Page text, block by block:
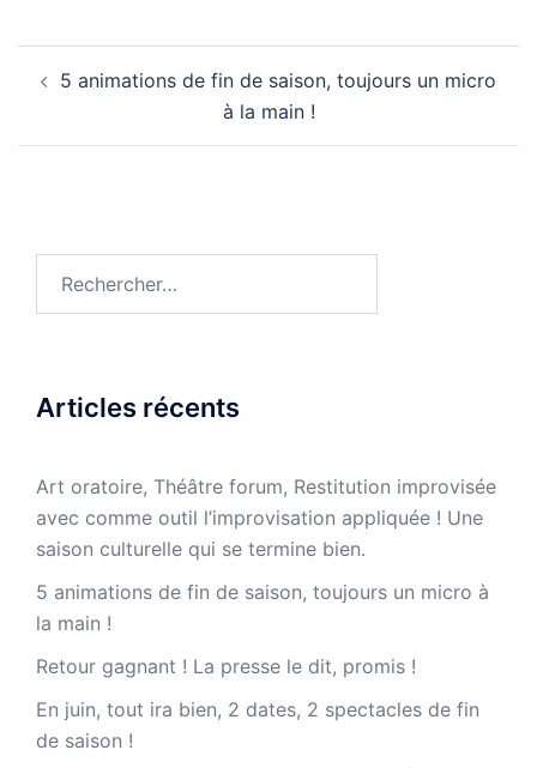
d’article
5 animations de fin de saison, toujours un micro
à la main !
Articles récents
Art oratoire, Théâtre forum, Restitution improvisée
avec comme outil l’improvisation appliquée ! Une
saison culturelle qui se termine bien.
5 animations de fin de saison, toujours un micro à
la main !
Retour gagnant ! La presse le dit, promis !
En juin, tout ira bien, 2 dates, 2 spectacles de fin
de saison !